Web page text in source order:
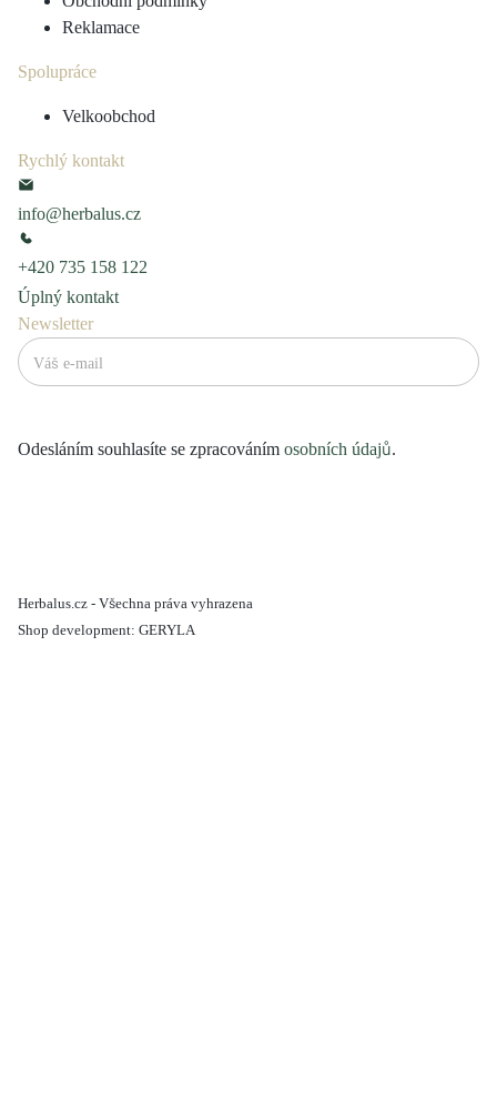
Reklamace
Spolupráce
Velkoobchod
Rychlý kontakt
info@herbalus.cz
+420 735 158 122
Úplný kontakt
Newsletter
Odesláním souhlasíte se zpracováním osobních údajů.
Herbalus.cz - Všechna práva vyhrazena
Shop development: GERYLA